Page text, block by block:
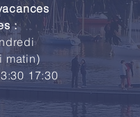
:
matin)
17:30